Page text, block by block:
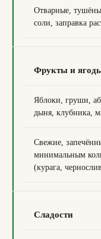
Отварные,
соли, заправка
Фрукты и
Яблоки, груши,
дыня, клубника,
Свежие,
минимальным
(курага,
Сладости